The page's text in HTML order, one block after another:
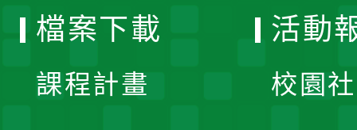
檔案下載
課程計畫
活動
校園